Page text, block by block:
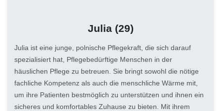
Julia (29)
Julia ist eine junge, polnische Pflegekraft, die sich darauf
spezialisiert hat, Pflegebedürftige Menschen in der
häuslichen Pflege zu betreuen. Sie bringt sowohl die nötige
fachliche Kompetenz als auch die menschliche Wärme mit,
um ihre Patienten bestmöglich zu unterstützen und ihnen ein
sicheres und komfortables Zuhause zu bieten. Mit ihrem